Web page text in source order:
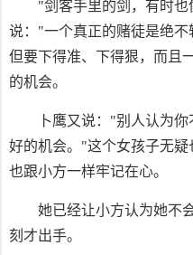
"剑客手里的剑，有时
说："一个真正的赌徒是绝
但要下得准、下得狠，而且
的机会。
卜鹰又说："别人认为
好的机会。"这个女孩子无疑
也跟小方一样牢记在心。
她已经让小方认为她不
刻才出手。